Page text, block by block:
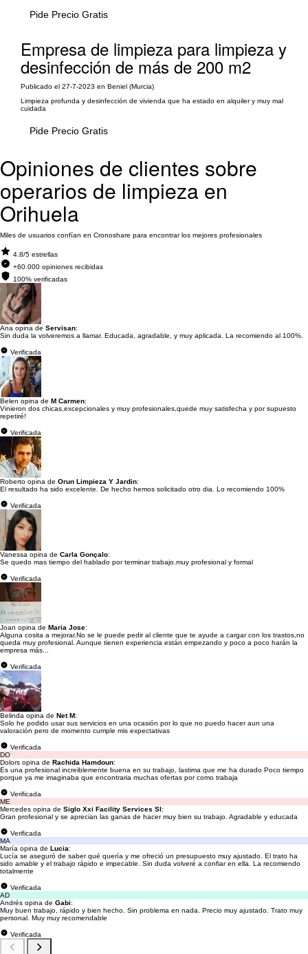
Pide Precio Gratis
Empresa de limpieza para limpieza y
desinfección de más de 200 m2
Publicado el 27-7-2023 en Beniel (Murcia)
Limpieza profunda y desinfección de vivienda que ha estado en alquiler y muy mal
cuidada
Pide Precio Gratis
Opiniones de clientes sobre
operarios de limpieza en
Orihuela
Miles de usuarios confían en Cronoshare para encontrar los mejores profesionales
4.8/5 estrellas
+60.000 opiniones recibidas
100% verificadas
Ana opina de Servisan:
Sin duda la volveremos a llamar. Educada, agradable, y muy aplicada. La recomiendo al 100%.
Verificada
Belen opina de M Carmen:
Vinieron dos chicas,excepcionales y muy profesionales,quede muy satisfecha y por supuesto
repetiré!
Verificada
Roberto opina de Orun Limpieza Y Jardin:
El resultado ha sido excelente. De hecho hemos solicitado otro dia. Lo recomiendo 100%
Verificada
Vanessa opina de Carla Gonçalo:
Se quedo mas tiempo del hablado por terminar trabajo.muy profesional y formal
Verificada
Joan opina de Maria Jose:
Alguna cosita a mejorar.No se le puede pedir al cliente que te ayude a cargar con los trastos,no
queda muy profesional. Aunque tienen experiencia están empezando y poco a poco harán la
empresa más...
Verificada
Belinda opina de Net M:
Solo he podido usar sus servicios en una ocasión por lo que no puedo hacer aun una
valoración pero de momento cumple mis expectativas
Verificada
DO
Dolors opina de Rachida Hamdoun:
Es una profesional increiblemente buena en su trabajo, lastima que me ha durado Poco tiempo
porque ya me imaginaba que encontraria muchas ofertas por como trabaja
Verificada
ME
Mercedes opina de Siglo Xxi Facility Services Sl:
Gran profesional y se aprecian las ganas de hacer muy bien su trabajo. Agradable y educada
Verificada
MA
María opina de Lucia:
Lucía se aseguró de saber qué quería y me ofreció un presupuesto muy ajustado. El trato ha
sido amable y el trabajo rápido e impecable. Sin duda volveré a confiar en ella. La recomiendo
totalmente
Verificada
AD
Andrés opina de Gabi:
Muy buen trabajo, rápido y bien hecho. Sin problema en nada. Precio muy ajustado. Trato muy
personal. Muy muy recomendable
Verificada